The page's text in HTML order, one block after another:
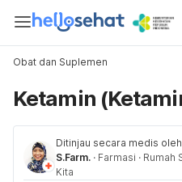
Obat dan Suplemen
Ketamin
Ditinjau secara medis oleh
S.Farm. · Farmasi · Rumah
Kita